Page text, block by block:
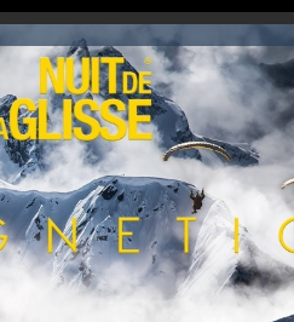
Aujourd'hui : T° Min : °C T° Max :°C
Suivez en direct l'actualité des stations